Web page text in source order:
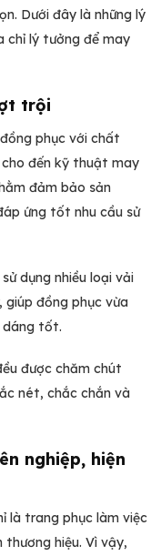
Dưới đây là những lý
chỉ lý tưởng để may
trội
phục với chất
đến kỹ thuật may
đảm bảo sản
ứng tốt nhu cầu sử
dụng nhiều loại vải
đồng phục vừa
dáng tốt.
được chăm chút
nét, chắc chắn và
nghiệp, hiện
là trang phục làm việc
hiệu. Vì vậy,